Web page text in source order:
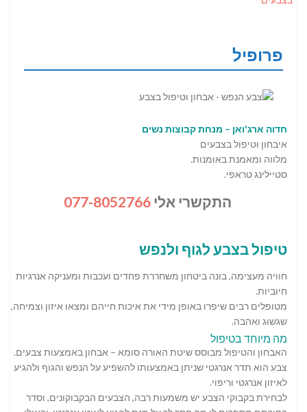
פרופיל
חדוה ארג'ואן – מנחת קבוצות נשים
איבחון וטיפול בצבעים
מלווה ומאמנת באומנות.
סטיילינג טראפי.
התקשרי אלי 077-8052766
טיפול בצבע לגוף ולנפש
חוויה מעצימה, בונה ביטחון משחררת פחדים ועכבות ומעניקה אנרגיות
חיוביות.
מטופלים רבים שיפרו באופן מידי את איכות חייהם ומצאו איזון וצמיחה,
שגשוג ואהבה.
מה מיוחד בטיפול
האבחון והטיפול מבוסס שיטת האורה סומא – אבחון באמצעות צבעים.
צבע הוא תדר אנרגטי שניתן באמצעותו להשפיע על הנפש והגוף ולהגיע
לאיזון אנרגטי וריפוי.
לבחירת בקבוקי הצבע יש משמעות רבה, הצבעים הבקבוקונים, וסדר